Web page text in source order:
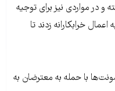
و در مواردی نیز برای توجیه
خرابکارانه زدند تا
با حمله به معترضان به